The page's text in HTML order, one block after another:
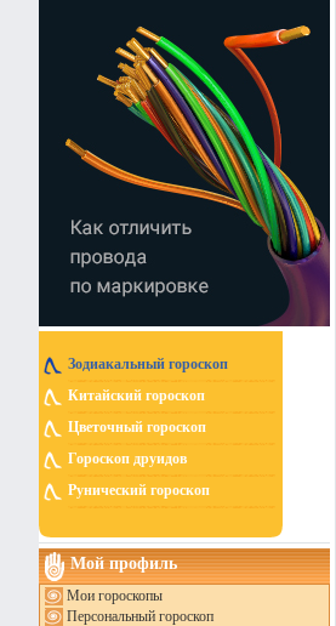
Зодиакальный гороскоп
Китайский гороскоп
Цветочный гороскоп
Гороскоп друидов
Рунический гороскоп
Мой профиль
Мои гороскопы
Персональный гороскоп